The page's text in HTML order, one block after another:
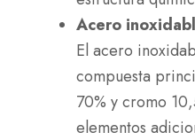
Acero
El acero
compuesta
70% y cromo
elementos